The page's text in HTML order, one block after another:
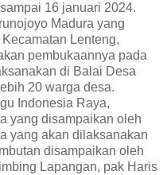
16 januari 2024.
Madura yang
Lenteng,
pembukaannya pada
di Balai Desa
20 warga desa.
Indonesia Raya,
yang disampaikan oleh
yang akan dilaksanakan
disampaikan oleh
Lapangan, pak Haris